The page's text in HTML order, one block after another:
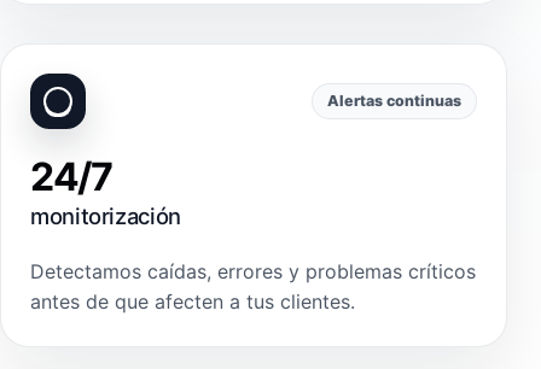
Alertas continuas
24/7
monitorización
Detectamos caídas, errores y problemas críticos
antes de que afecten a tus clientes.